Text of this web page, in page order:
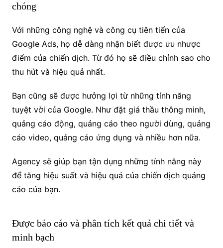
chóng
Với những công nghệ và công cụ tiên tiến của
Google Ads, họ dễ dàng nhận biết được ưu nhược
điểm của chiến dịch. Từ đó họ sẽ điều chỉnh sao cho
thu hút và hiệu quả nhất.
Bạn cũng sẽ được hưởng lợi từ những tính năng
tuyệt vời của Google. Như đặt giá thầu thông minh,
quảng cáo động, quảng cáo theo người dùng, quảng
cáo video, quảng cáo ứng dụng và nhiều hơn nữa.
Agency sẽ giúp bạn tận dụng những tính năng này
để tăng hiệu suất và hiệu quả của chiến dịch quảng
cáo của bạn.
Được báo cáo và phân tích kết quả chi tiết và
minh bạch